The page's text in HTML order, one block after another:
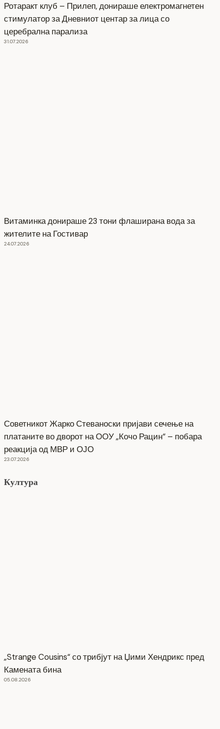
Ротаракт клуб – Прилеп, донираше електромагнетен
стимулатор за Дневниот центар за лица со
церебрална парализа
31.07.2026
Витаминка донираше 23 тони флаширана вода за
жителите на Гостивар
24.07.2026
Советникот Жарко Стеваноски пријави сечење на
платаните во дворот на ООУ „Кочо Рацин“ – побара
реакција од МВР и ОЈО
23.07.2026
Култура
„Strange Cousins“ со трибјут на Џими Хендрикс пред
Камената бина
05.08.2026